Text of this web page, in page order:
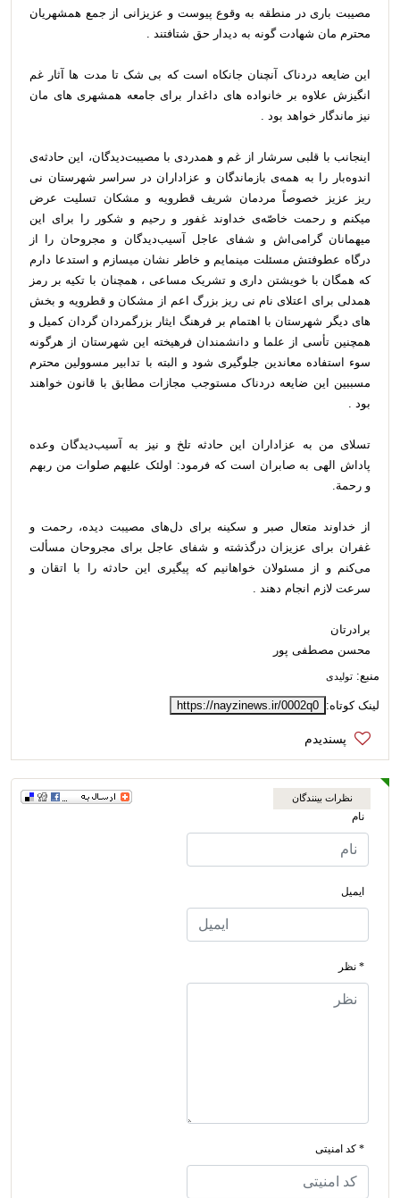
مصیبت باری در منطقه به وقوع پیوست و عزیزانی از جمع همشهریان
محترم مان شهادت گونه به دیدار حق شتافتند .
این ضایعه دردناک آنچنان جانکاه است که بی شک تا مدت ها آثار غم
انگیزش علاوه بر خانواده های داغدار برای جامعه همشهری های مان
نیز ماندگار خواهد بود .
اینجانب با قلبی سرشار از غم و همدردی با مصیبت‌دیدگان، این حادثه‌ی
اندوه‌بار را به همه‌ی بازماندگان و عزاداران در سراسر شهرستان نی
ریز عزیز خصوصاً مردمان شریف قطرویه و مشکان تسلیت عرض
میکنم و رحمت خاصّه‌ی خداوند غفور و رحیم و شکور را برای این
میهمانان گرامی‌اش و شفای عاجل آسیب‌دیدگان و مجروحان را از
درگاه عطوفتش مسئلت مینمایم و خاطر نشان میسازم و استدعا دارم
که همگان با خویشتن داری و تشریک مساعی ، همچنان با تکیه بر رمز
همدلی برای اعتلای نام نی ریز بزرگ اعم از مشکان و قطرویه و بخش
های دیگر شهرستان با اهتمام بر فرهنگ ایثار بزرگمردان گردان کمیل و
همچنین تأسی از علما و دانشمندان فرهیخته این شهرستان از هرگونه
سوء استفاده معاندین جلوگیری شود و البته با تدابیر مسوولین محترم
مسببین این ضایعه دردناک مستوجب مجازات مطابق با قانون خواهند
بود .
تسلای من به عزاداران این حادثه تلخ و نیز به آسیب‌دیدگان وعده
پاداش الهی به صابران است که فرمود: اولئک علیهم صلوات من ربهم
و رحمة.
از خداوند متعال صبر و سکینه برای دل‌های مصیبت‌ دیده، رحمت و
غفران برای عزیزان درگذشته و شفای عاجل برای مجروحان مسألت
می‌کنم و از مسئولان خواهانیم که پیگیری این حادثه را با اتقان و
سرعت لازم انجام دهند .
برادرتان
محسن مصطفی پور
منبع: تولیدی
لینک کوتاه: https://nayzinews.ir/0002q0
نظرات بینندگان
نام
ایمیل
* نظر
* کد امنیتی